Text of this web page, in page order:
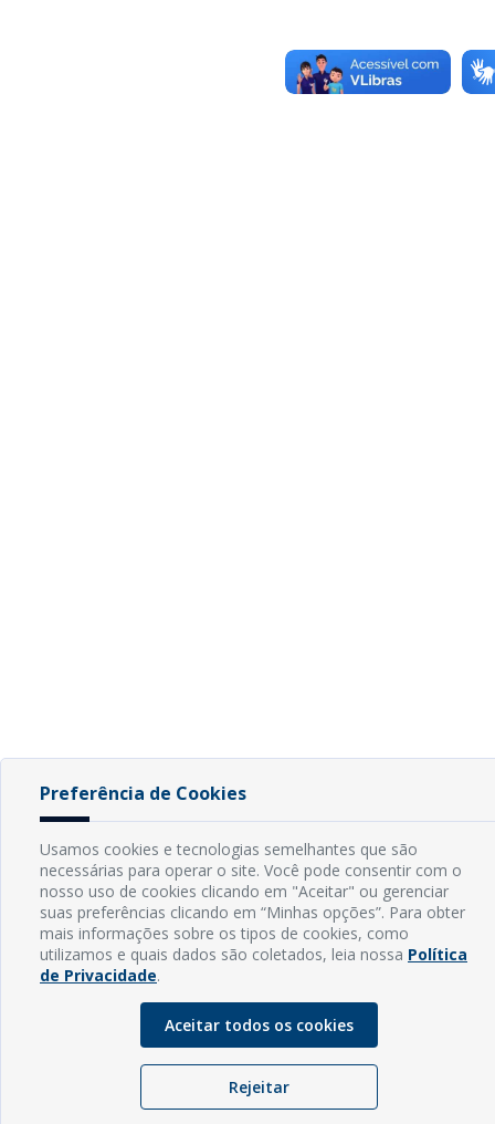
Preferência de Cookies
Usamos cookies e tecnologias semelhantes que são
necessárias para operar o site. Você pode consentir com o
nosso uso de cookies clicando em "Aceitar" ou gerenciar
suas preferências clicando em “Minhas opções”. Para obter
mais informações sobre os tipos de cookies, como
utilizamos e quais dados são coletados, leia nossa Política
de Privacidade.
Aceitar todos os cookies
Rejeitar